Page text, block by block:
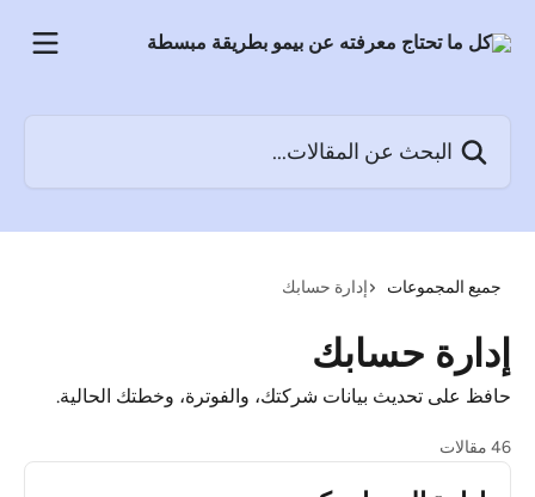
جميع المجموعات إدارة حسابك
إدارة حسابك
حافظ على تحديث بيانات شركتك، والفوترة، وخطتك الحالية.
46 مقالات